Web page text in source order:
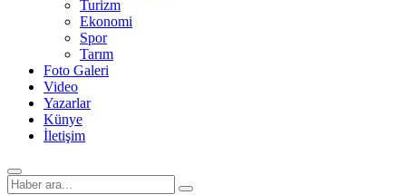
Turizm
Ekonomi
Spor
Tarım
Foto Galeri
Video
Yazarlar
Künye
İletişim